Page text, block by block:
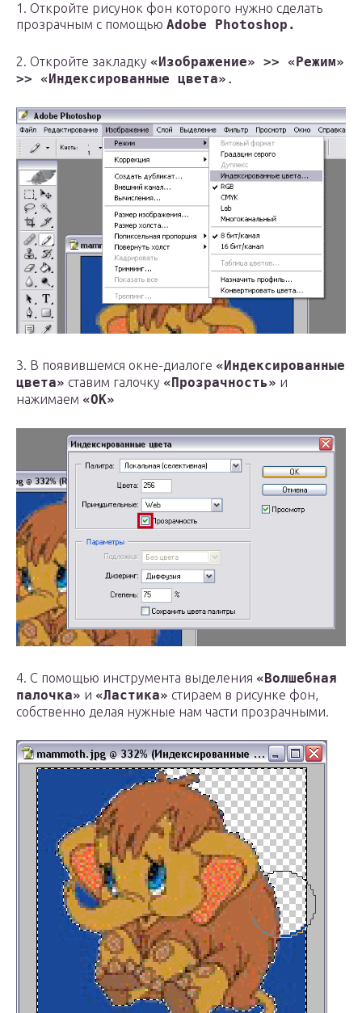
1. Откройте рисунок фон которого нужно сделать
прозрачным с помощью Adobe Photoshop.
2. Откройте закладку «Изображение» >> «Режим»
>> «Индексированные цвета» .
3. В появившемся окне-диалоге «Индексированные
цвета» ставим галочку «Прозрачность» и
нажимаем «ОК»
4. С помощью инструмента выделения «Волшебная
палочка» и «Ластика» стираем в рисунке фон,
собственно делая нужные нам части прозрачными.